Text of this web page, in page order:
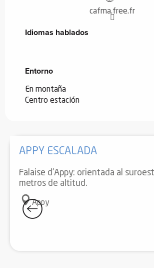
cafma.free.fr
Idiomas hablados
Idiomas hablados
Entorno
Entorno
En montaña
Centro estación
APPY ESCALADA
Falaise d'Appy: orientada al
metros de altitud.
Appy